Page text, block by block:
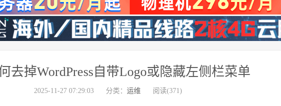
去掉WordPress自带Logo或隐藏左侧栏菜单
2025-11-27 07:29:03 分类： 运维 阅读(371)